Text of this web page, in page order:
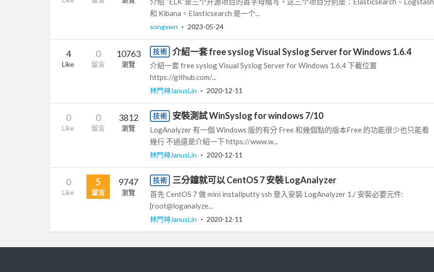
和 Kibana。Elasticsearch 是一个...
songxwn ‧ 2023-05-24
4
Like
0
留言
10763
瀏覽
技術 介紹一套 free syslog Visual Syslog Server for Windows 1.6.4
介紹一套 free syslog Visual Syslog Server for Windows 1.6.4 下載位置
https://github.com/...
林門神JanusLin ‧ 2020-12-11
0
Like
0
留言
3812
瀏覽
技術 安裝測試 WinSyslog for windows 7/10
LogAnalyzer 有一個 Windows 版的有分 Free 和幾個點的版本Free 的功能很少也只能看
幾行 不過還是介紹一下 https://www.w...
林門神JanusLin ‧ 2020-12-11
0
Like
5
留言
9747
瀏覽
技術 三分鐘就可以 CentOS 7 安裝 LogAnalyzer
首先 CentOS 7 做 mini installputty ssh 登入安裝 LogAnalyzer 1./ 安裝必要元件:
[root@loganalyze...
林門神JanusLin ‧ 2020-12-11